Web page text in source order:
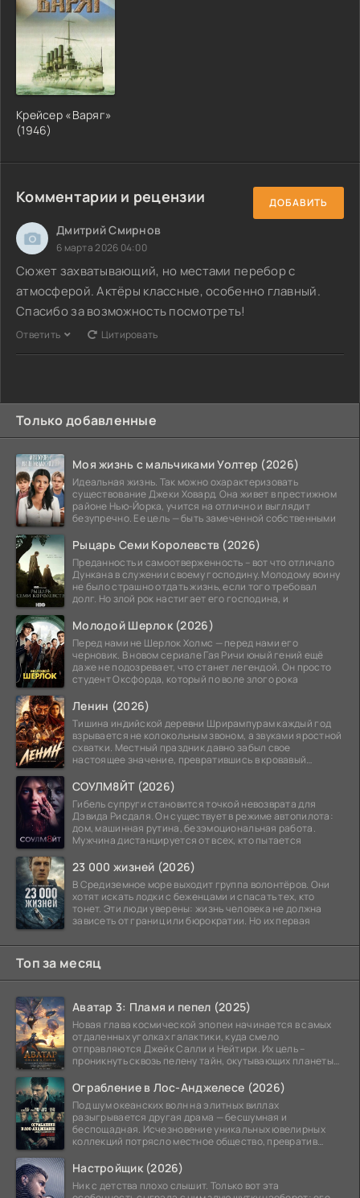
Крейсер «Варяг»
(1946)
Комментарии и рецензии ДОБАВИТЬ
Дмитрий Смирнов
6 марта 2026 04:00
Сюжет захватывающий, но местами перебор с
атмосферой. Актёры классные, особенно главный.
Спасибо за возможность посмотреть!
Ответить Цитировать
Только добавленные
Моя жизнь с мальчиками Уолтер (2026)
Идеальная жизнь. Так можно охарактеризовать
существование Джеки Ховард. Она живет в престижном
районе Нью-Йорка, учится на отлично и выглядит
безупречно. Ее цель — быть замеченной собственными
Рыцарь Семи Королевств (2026)
Преданность и самоотверженность – вот что отличало
Дункана в служении своему господину. Молодому воину
не было страшно отдать жизнь, если того требовал
долг. Но злой рок настигает его господина, и
Молодой Шерлок (2026)
Перед нами не Шерлок Холмс — перед нами его
черновик. В новом сериале Гая Ричи юный гений ещё
даже не подозревает, что станет легендой. Он просто
студент Оксфорда, который по воле злого рока
Ленин (2026)
Тишина индийской деревни Шрирампурам каждый год
взрывается не колокольным звоном, а звуками яростной
схватки. Местный праздник давно забыл свое
настоящее значение, превратившись в кровавый
СОУЛМ8ЙТ (2026)
Гибель супруги становится точкой невозврата для
Дэвида Рисдаля. Он существует в режиме автопилота:
дом, машинная рутина, безэмоциональная работа.
Мужчина дистанцируется от всех, кто пытается
23 000 жизней (2026)
В Средиземное море выходит группа волонтёров. Они
хотят искать лодки с беженцами и спасать тех, кто
тонет. Эти люди уверены: жизнь человека не должна
зависеть от границ или бюрократии. Но их первая
Топ за месяц
Аватар 3: Пламя и пепел (2025)
Новая глава космической эпопеи начинается в самых
отдаленных уголках галактики, куда смело
отправляются Джейк Салли и Нейтири. Их цель –
проникнуть сквозь пелену тайн, окутывающих планеты
Ограбление в Лос-Анджелесе (2026)
Под шум океанских волн на элитных виллах
разыгрывается другая драма — бесшумная и
беспощадная. Исчезновение уникальных ювелирных
коллекций потрясло местное общество, превратив
Настройщик (2026)
Ник с детства плохо слышит. Только вот эта